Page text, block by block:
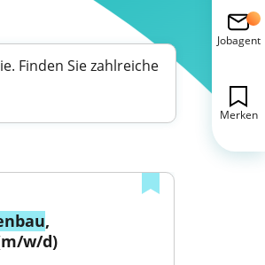
Finden Sie zahlreiche
,
w/d)
Jobagent
Merken